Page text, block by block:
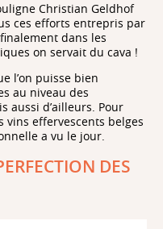
Christian Geldhof
ces efforts entrepris par
dans les
on servait du cava !
l’on puisse bien
au niveau des
aussi d’ailleurs. Pour
vins effervescents belges
a vu le jour.
DES